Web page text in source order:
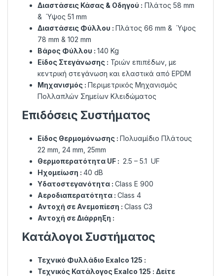
Διαστάσεις Κάσας & Οδηγού : Πλάτος 58 mm
& Ύψος 51 mm
Διαστάσεις Φύλλου : Πλάτος 66 mm & Ύψος
78 mm & 102 mm
Βάρος Φύλλου : 140 Kg
Είδος Στεγάνωσης : Τριών επιπέδων, µε
κεντρική στεγάνωση και ελαστικά από EPDM
Μηχανισμός : Περιμετρικός Μηχανισμός
Πολλαπλών Σημείων Κλειδώματος
Επιδόσεις Συστήματος
Είδος Θερμομόνωσης : Πολυαμίδιο Πλάτους
22 mm, 24 mm, 25mm
Θερμοπερατότητα UF : 2.5 – 5.1 UF
Ηχομείωση : 40 dB
Υδατοστεγανότητα : Class Ε 900
Αεροδιαπερατότητα : Class 4
Αντοχή σε Ανεμοπίεση : Class C3
Αντοχή σε Διάρρηξη :
Κατάλογοι Συστήματος
Τεχνικό Φυλλάδιο Exalco 125 :
Τεχνικός Κατάλογος Exalco 125 : Δείτε